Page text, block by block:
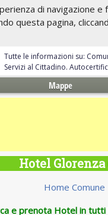
di
questa pagina,
Tutte le informazioni su:
Servizi al Cittadino.
Mappe
Hotel Glorenza
Home Comune
e prenota Hotel in tutti